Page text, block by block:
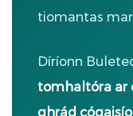
tiomantas
Díríonn
tomhaltóra ar
ghrád